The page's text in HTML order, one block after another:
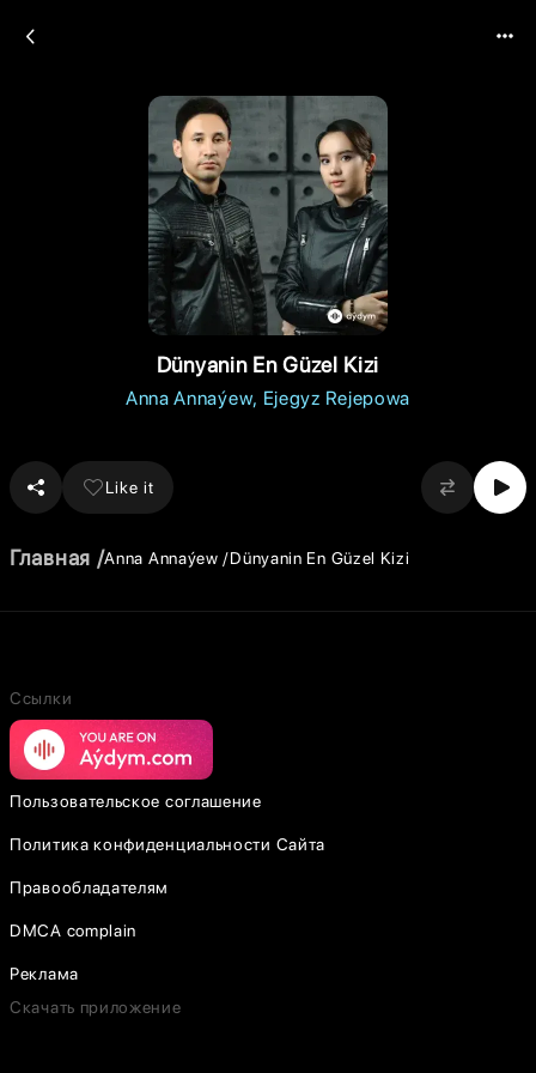
Dünyanin En Güzel Kizi
Anna Annaýew Ejegyz Rejepowa
Like it
Главная Anna Annaýew Dünyanin En Güzel Kizi
Ссылки
Пользовательское соглашение
Политика конфиденциальности Сайта
Правообладателям
DMCA complain
Реклама
Скачать приложение